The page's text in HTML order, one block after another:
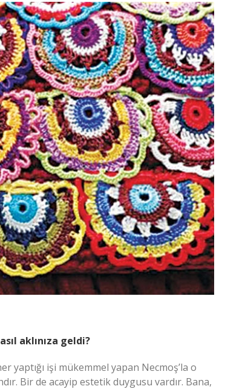
aklınıza geldi?
yaptığı işi mükemmel yapan Necmoş’la o
Bir de acayip estetik duygusu vardır. Bana,